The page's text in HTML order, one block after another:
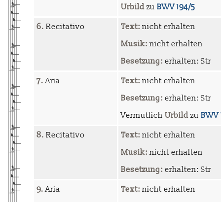
Urbild zu BWV 194/5
6. Recitativo Text: nicht erhalten
Musik: nicht erhalten
Besetzung: erhalten: Str
7.Aria Text: nicht erhalten
Besetzung: erhalten: Str
Vermutlich Urbild zu BWV
8. Recitativo Text: nicht erhalten
Musik: nicht erhalten
Besetzung: erhalten: Str
9.Aria Text: nicht erhalten